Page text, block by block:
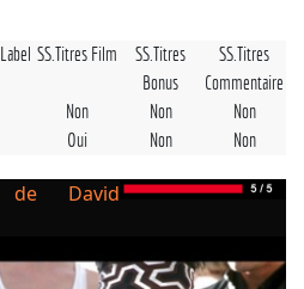
Label SS.Titres Film
SS.Titres
Bonus
SS.Titres
Commentaire
Non Non
Non
Oui Non Non
de David